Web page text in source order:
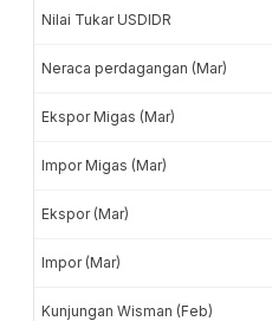
Nilai Tukar USDIDR
Neraca perdagangan (Mar)
Ekspor Migas (Mar)
Impor Migas (Mar)
Ekspor (Mar)
Impor (Mar)
Kunjungan Wisman (Feb)